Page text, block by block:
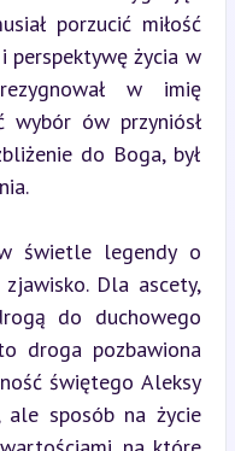
porzucić miłość
perspektywę życia w
w imię
wybór ów przyniósł
do Boga, był
świetle legendy o
Dla ascety,
do duchowego
droga pozbawiona
świętego Aleksy
sposób na życie